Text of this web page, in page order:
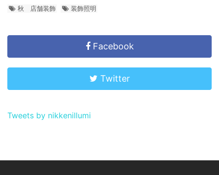
秋 店舗装飾
装飾照明
Facebook
Twitter
Tweets by nikkenillumi